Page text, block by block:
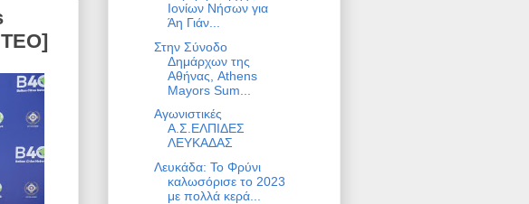
Ιονίων Νήσων για
Άη Γιάν...
Στην Σύνοδο
Δημάρχων της
Αθήνας, Athens
Mayors Sum...
Αγωνιστικές
Α.Σ.ΕΛΠΙΔΕΣ
ΛΕΥΚΑΔΑΣ
Λευκάδα: Το Φρύνι
καλωσόρισε το 2023
με πολλά κερά...